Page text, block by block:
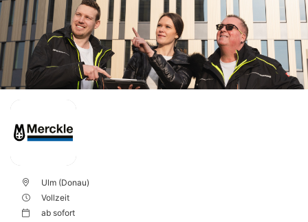
Ulm (Donau)
Vollzeit
ab sofort